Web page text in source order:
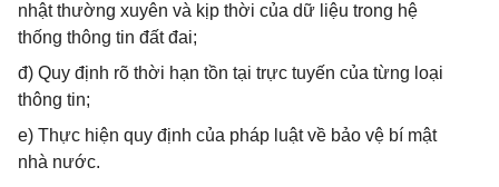
nhật thường xuyên và kịp thời của dữ liệu trong hệ
thống thông tin đất đai;
đ) Quy định rõ thời hạn tồn tại trực tuyến của từng loại
thông tin;
e) Thực hiện quy định của pháp luật về bảo vệ bí mật
nhà nước.